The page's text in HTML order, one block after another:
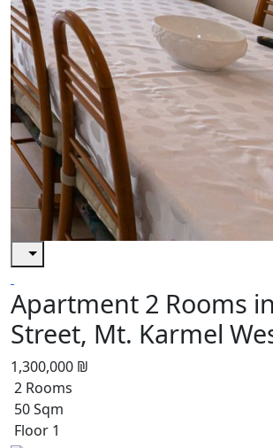
Apartment 2 Rooms
Street, Mt. Karmel
1,300,000 ₪
2 Rooms
50 Sqm
Floor 1